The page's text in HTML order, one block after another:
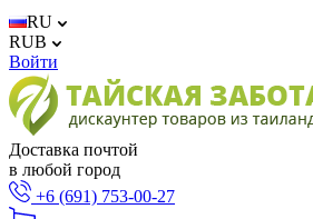
RU
RUB
Войти
Доставка почтой
в любой город
+6 (691) 753-00-27